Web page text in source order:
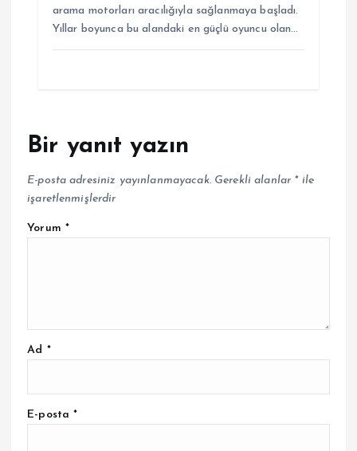
arama motorları aracılığıyla sağlanmaya başladı.
Yıllar boyunca bu alandaki en güçlü oyuncu olan…
Bir yanıt yazın
E-posta adresiniz yayınlanmayacak. Gerekli alanlar *ile
işaretlenmişlerdir
Yorum *
Ad *
E-posta*